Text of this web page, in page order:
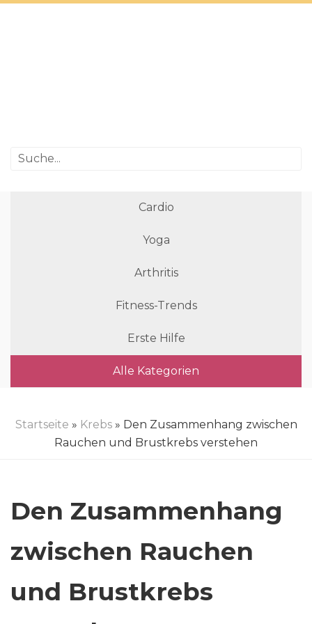
Cardio
Yoga
Arthritis
Fitness-Trends
Erste Hilfe
Alle Kategorien
Startseite » Krebs» Den Zusammenhang zwischen
Rauchen und Brustkrebs verstehen
Den Zusammenhang
zwischen Rauchen
und Brustkrebs